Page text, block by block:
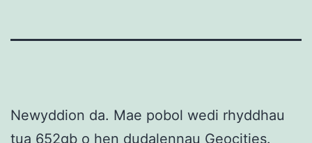
Newyddion da. Mae pobol wedi rhyddhau
tua 652gb o hen dudalennau Geocities.